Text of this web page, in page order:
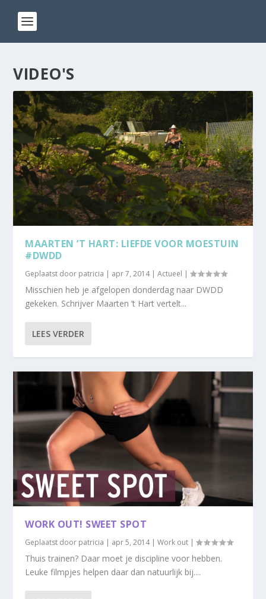
VIDEO'S
MAARTEN ’T HART: LIEFDE VOOR MOESTUIN
#DWDD
Geplaatst door patricia | apr 7, 2014|Actueel |
Misschien heb je afgelopen donderdag naar DWDD
gekeken. Schrijver Maarten ’t Hart vertelt...
LEES VERDER
WORK OUT! SWEET SPOT
Geplaatst door patricia | apr 5, 2014|Work out |
Thuis trainen? Daar moet je discipline voor hebben.
Leuke filmpjes helpen daar dan natuurlijk bij....